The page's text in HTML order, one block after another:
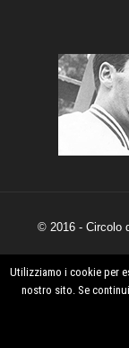
© 2016 - Circolo
Utilizziamo i cookie per
nostro sito. Se